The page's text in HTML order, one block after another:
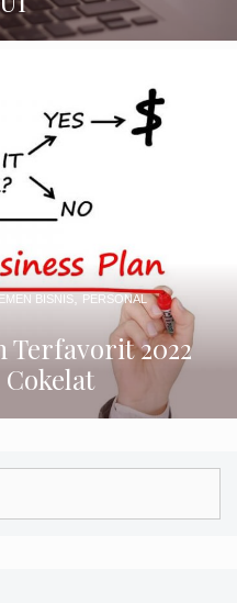
Terfavorit 2022
BISNIS, PERSONAL